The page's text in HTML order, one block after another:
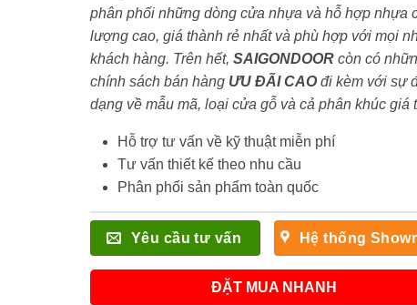
phân phối những dòng cửa nhựa và hỗ hợp nhựa
lượng cao, giá thành rẻ nhất và phù hợp với mọi
khách hàng. Trên hết, SAIGONDOORcòn có
chính sách bán hàng ƯU ĐÃI CAOđi kèm với sự
dạng về mẫu mã, loại cửa gỗ và cả phân khúc giá
Hỗ trợ tư vấn về kỹ thuật miễn phí
Tư vấn thiết kế theo nhu cầu
Phân phối sản phẩm toàn quốc
Yêu cầu tư vấn Hệ thống
ĐẶT MUA NHANH